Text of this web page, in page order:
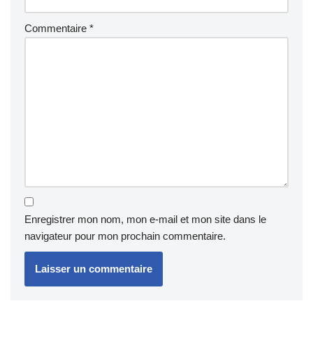
Commentaire *
Enregistrer mon nom, mon e-mail et mon site dans le
navigateur pour mon prochain commentaire.